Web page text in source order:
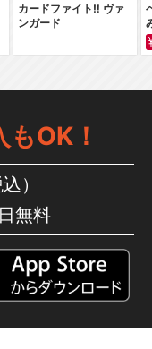
カードファイト‼ ヴァ
ンガード
OK！
）
無料